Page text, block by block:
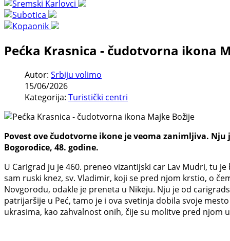
Pećka Krasnica - čudotvorna ikona
Autor: Srbiju volimo
15/06/2026
Kategorija: Turistički centri
Povest ove čudotvorne ikone je veoma zanimljiva.
Bogorodice, 48. godine.
U Carigrad ju je 460. preneo vizantijski car Lav Mudri, tu
sam ruski knez, sv. Vladimir, koji se pred njom krstio, o
Novgorodu, odakle je preneta u Nikeju. Nju je od
patrijaršije u Peć, tamo je i ova svetinja dobila svoje
ukrasima, kao zahvalnost onih, čije su molitve pred njom